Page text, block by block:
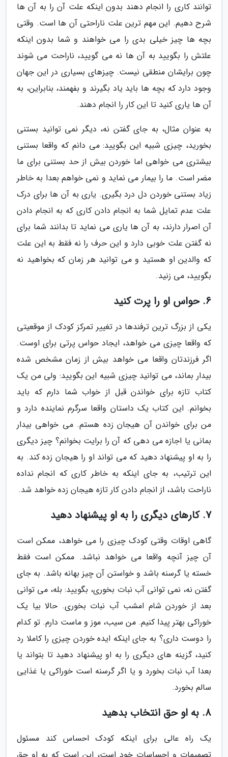
توانند کاری را انجام دهند بدون اینکه علت آن را به آن ها
شرح دهیم. این مهم ترین علت ناراحتی آن ها است. وقتی
بچه ها چیز خیلی بدی را می خواهند و شما بدون اینکه
علتش را بگویید به آن ها نه می گویید، ناراحت می شوند
چون برایشان منطقی نیست. چیزهای بسیاری در این جهان
وجود دارد که بچه ها باید یاد بگیرند و بفهمند، بنابراین، به
آن ها یاری کنید تا این کار را انجام دهند.
به عنوان مثال، به جای گفتن نه، دیگر نمی توانید بستنی
بخورید، چیزی شبیه این بگویید: می دانم که واقعا بستنی
بیشتری می خواهی اما خوردن بیش از حد بستنی برای ما
مضر است. ما را بیمار می نماید و نمی خواهم بعدا به خاطر
زیاد بستنی خوردن دل درد بگیری. یاری به آن ها برای درک
علت عدم تمایل شما به انجام دادن کاری که به انجام دادن
آن اصرار دارند، به آن ها یاری می نماید تا بدانند شما برای
نه گفتن علت خوبی دارد و این حرف را نه فقط به این علت
که والدین او هستید و می توانید هر زمان که بخواهید نه
بگویید، می زنید.
6. حواس او را پرت کنید
یکی از بزرگ ترین ترفندها در تغییر تمرکز کودک از موقعیتی
که واقعا چیزی می خواهد، ایجاد حواس پرتی برای اوست.
اگر فرزندتان واقعا می خواهد بیش از زمان مشخص شده
بیدار بماند، می توانید چیزی شبیه این بگویید: ولی من یک
کتاب تازه برای خواندن قبل از خواب شما دارم که باید
بخوانم. این کتاب یک داستان واقعا سرگرم نماینده دارد و
من برای خواندن آن هیجان زده هستم. می خواهی بیدار
بمانی یا اجازه می دهی که آن را برایت بخوانم؟ چیز دیگری
را به او پیشنهاد دهید که می تواند او را هیجان زده کند. به
این ترتیب، به جای اینکه به خاطر کاری که انجام نداده
ناراحت باشد، از انجام دادن کار تازه هیجان زده خواهد شد.
7. کارهای دیگری را به او پیشنهاد دهید
گاهی اوقات وقتی کودک چیزی را می خواهد، ممکن است
آن چیز آنچه واقعا می خواهد نباشد. ممکن است فقط
خسته یا گرسنه باشد و خواستن آن چیز بهانه باشد. به جای
گفتن نه، نمی توانی آب نبات بخوری، بگویید: بله، می توانی
بعد از خوردن شام امشب آب نبات بخوری. حالا بیا یک
خوراکی بهتر پیدا کنیم. من سیب، موز و ماست دارم. تو کدام
را دوست داری؟ به جای اینکه ایده خوردن چیزی را کاملا رد
کنید، گزینه های دیگری را به او پیشنهاد دهید تا بتواند یا
بعدا آب نبات بخورد و یا اگر گرسنه است خوراکی یا غذایی
سالم بخورد.
8. به او حق انتخاب بدهید
یک راه عالی برای اینکه کودک احساس کند مسئول